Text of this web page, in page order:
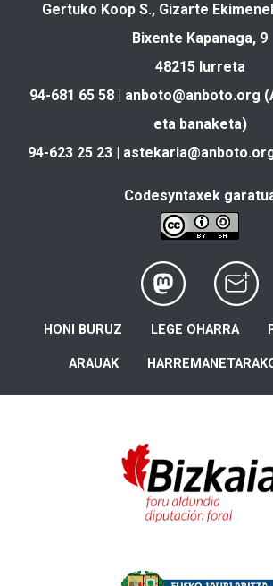
Gertuko Koop S., Gizarte
Bixente Kapanaga, 9
48215 Iurreta
94-681 65 58 | anboto@anboto.org
eta banaketa)
94-623 25 23 |
Codesyntaxek
HONI BURUZ LEGE OHARRA
ARAUAK